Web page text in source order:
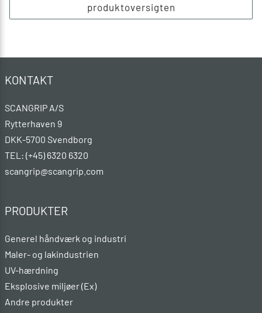
produktoversigten
KONTAKT
SCANGRIP A/S
Rytterhaven 9
DKK-5700 Svendborg
TEL: (+45) 6320 6320
scangrip@scangrip.com
PRODUKTER
Generel håndværk og industri
Maler- og lakindustrien
UV-hærdning
Eksplosive miljøer (Ex)
Andre produkter